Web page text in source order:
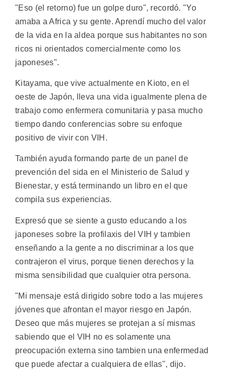
"Eso (el retorno) fue un golpe duro", recordó. "Yo
amaba a Africa y su gente. Aprendí mucho del valor
de la vida en la aldea porque sus habitantes no son
ricos ni orientados comercialmente como los
japoneses".
Kitayama, que vive actualmente en Kioto, en el
oeste de Japón, lleva una vida igualmente plena de
trabajo como enfermera comunitaria y pasa mucho
tiempo dando conferencias sobre su enfoque
positivo de vivir con VIH.
También ayuda formando parte de un panel de
prevención del sida en el Ministerio de Salud y
Bienestar, y está terminando un libro en el que
compila sus experiencias.
Expresó que se siente a gusto educando a los
japoneses sobre la profilaxis del VIH y tambien
enseñando a la gente a no discriminar a los que
contrajeron el virus, porque tienen derechos y la
misma sensibilidad que cualquier otra persona.
"Mi mensaje está dirigido sobre todo a las mujeres
jóvenes que afrontan el mayor riesgo en Japón.
Deseo que más mujeres se protejan a sí mismas
sabiendo que el VIH no es solamente una
preocupación externa sino tambien una enfermedad
que puede afectar a cualquiera de ellas", dijo.